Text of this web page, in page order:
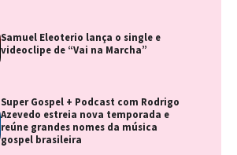
Samuel Eleoterio lança o single e
videoclipe de “Vai na Marcha”
Super Gospel + Podcast com Rodrigo
Azevedo estreia nova temporada e
reúne grandes nomes da música
gospel brasileira